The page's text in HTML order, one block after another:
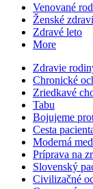
Venované
Ženské
Zdravé leto
More
Zdravie
Chronické
Zriedkavé
Tabu
Bojujeme
Cesta
Moderná
Príprava na
Slovenský
Civilizačné